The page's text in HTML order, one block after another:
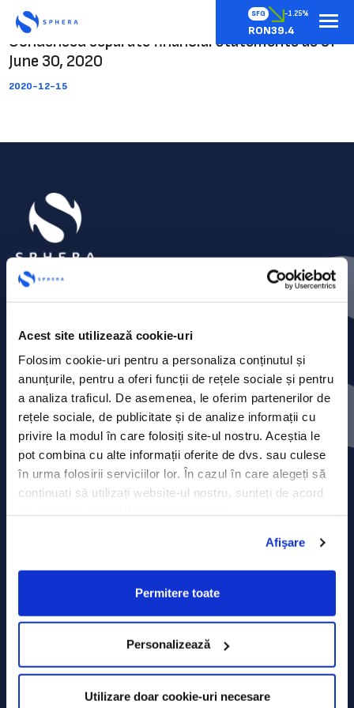
Acest site utilizează cookie-uri
Folosim cookie-uri pentru a personaliza conținutul și
anunțurile, pentru a oferi funcții de rețele sociale și pentru
a analiza traficul. De asemenea, le oferim partenerilor de
rețele sociale, de publicitate și de analize informații cu
privire la modul în care folosiți site-ul nostru. Aceștia le
pot combina cu alte informații oferite de dvs. sau culese
în urma folosirii serviciilor lor. În cazul în care alegeți să
continuați să utilizați website-ul nostru, sunteți de acord
Afişare
Permitere toate
Personalizează
Utilizare doar cookie-uri necesare
SFG -1.25%
RON39.4
Condensed separate financial statements as of
June 30, 2020
2020-12-15
Press releases
Privacy Policy
Contact
Data Processing policy
Cookie policy